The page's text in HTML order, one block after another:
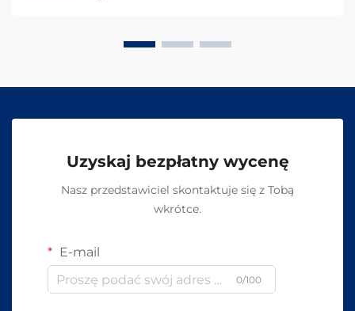
Uzyskaj bezpłatny wycenę
Nasz przedstawiciel skontaktuje się z Tobą
wkrótce.
E-mail
0/100